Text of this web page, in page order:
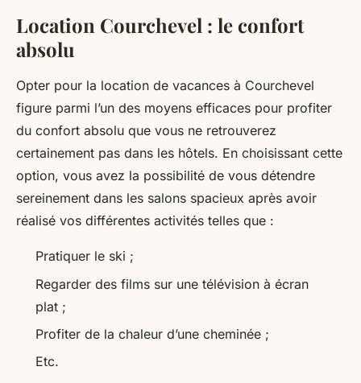
Location Courchevel : le confort
absolu
Opter pour la location de vacances à Courchevel
figure parmi l’un des moyens efficaces pour profiter
du confort absolu que vous ne retrouverez
certainement pas dans les hôtels. En choisissant cette
option, vous avez la possibilité de vous détendre
sereinement dans les salons spacieux après avoir
réalisé vos différentes activités telles que :
Pratiquer le ski ;
Regarder des films sur une télévision à écran
plat ;
Profiter de la chaleur d’une cheminée ;
Etc.